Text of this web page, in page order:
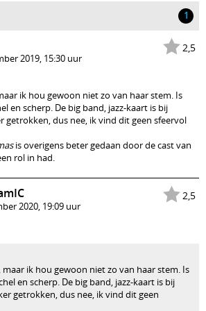
1
2,5
2019, 15:30 uur
ik hou gewoon niet zo van haar stem. Is
en scherp. De big band, jazz-kaart is bij
getrokken, dus nee, ik vind dit geen sfeervol
is overigens beter gedaan door de cast van
rol in had.
2,5
2020, 19:09 uur
ik hou gewoon niet zo van haar stem. Is
en scherp. De big band, jazz-kaart is bij
getrokken, dus nee, ik vind dit geen